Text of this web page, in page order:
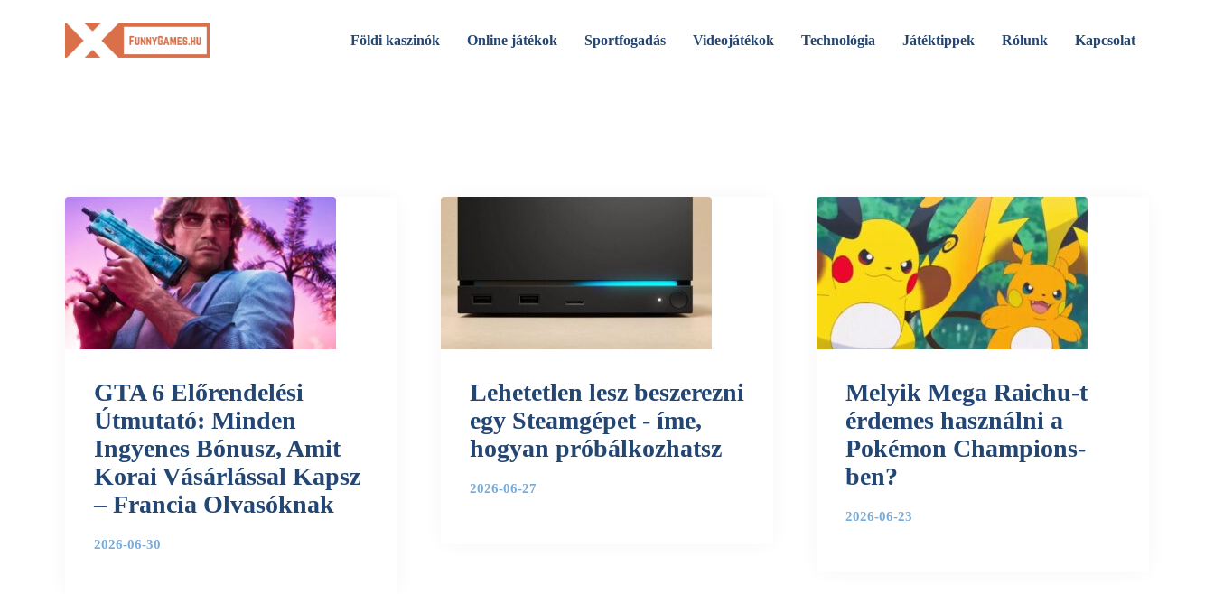
Földi kaszinók Online játékok Sportfogadás Videojátékok Technológia Játéktippek Rólunk Kapcsolat
GTA 6 Előrendelési
Útmutató: Minden
Ingyenes Bónusz, Amit
Korai Vásárlással Kapsz
– Francia Olvasóknak
2026-06-30
Lehetetlen lesz beszerezni
egy Steamgépet - íme,
hogyan próbálkozhatsz
2026-06-27
Melyik Mega Raichu-t
érdemes használni a
Pokémon Champions-
ben?
2026-06-23